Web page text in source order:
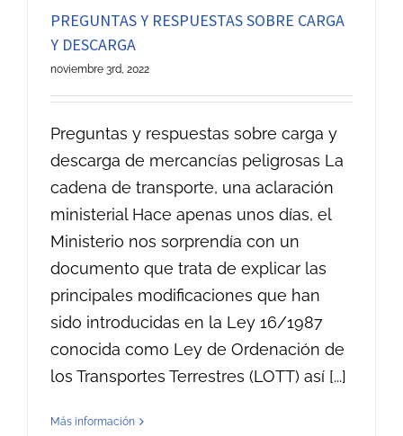
PREGUNTAS Y RESPUESTAS SOBRE CARGA
Y DESCARGA
noviembre 3rd, 2022
Preguntas y respuestas sobre carga y
descarga de mercancías peligrosas La
cadena de transporte, una aclaración
ministerial Hace apenas unos días, el
Ministerio nos sorprendía con un
documento que trata de explicar las
principales modificaciones que han
sido introducidas en la Ley 16/1987
conocida como Ley de Ordenación de
los Transportes Terrestres (LOTT) así [...]
Más información